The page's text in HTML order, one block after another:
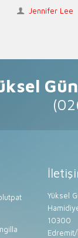
Jennifer Lee
Yüksel
10300
Edremit/